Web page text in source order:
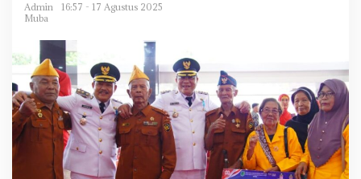
Admin
16:57 - 17 Agustus 2025
Muba